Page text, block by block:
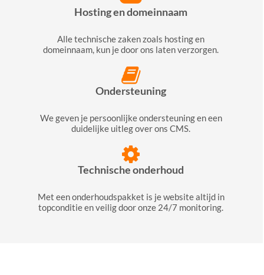
Hosting en domeinnaam
Alle technische zaken zoals hosting en
domeinnaam, kun je door ons laten verzorgen.
Ondersteuning
We geven je persoonlijke ondersteuning en een
duidelijke uitleg over ons CMS.
Technische onderhoud
Met een onderhoudspakket is je website altijd in
topconditie en veilig door onze 24/7 monitoring.